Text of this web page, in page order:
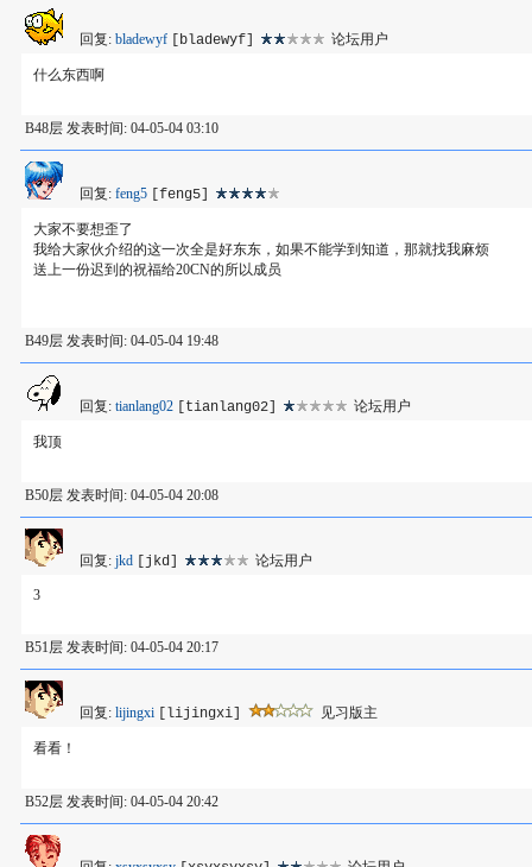
回复: bladewyf [bladewyf] 论坛用户
什么东西啊
B48层 发表时间: 04-05-04 03:10
回复: feng5 [feng5]
大家不要想歪了
我给大家伙介绍的这一次全是好东东，如果不能学到知道，那就找我麻烦
送上一份迟到的祝福给20CN的所以成员
B49层 发表时间: 04-05-04 19:48
回复: tianlang02 [tianlang02] 论坛用户
我顶
B50层 发表时间: 04-05-04 20:08
回复: jkd [jkd] 论坛用户
3
B51层 发表时间: 04-05-04 20:17
回复: lijingxi [lijingxi] 见习版主
看看！
B52层 发表时间: 04-05-04 20:42